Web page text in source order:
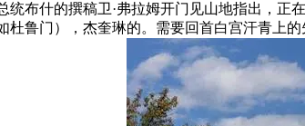
布什的撰稿卫·弗拉姆开门见山地指出，
鲁门），杰奎琳的。需要回首白宫汗青上